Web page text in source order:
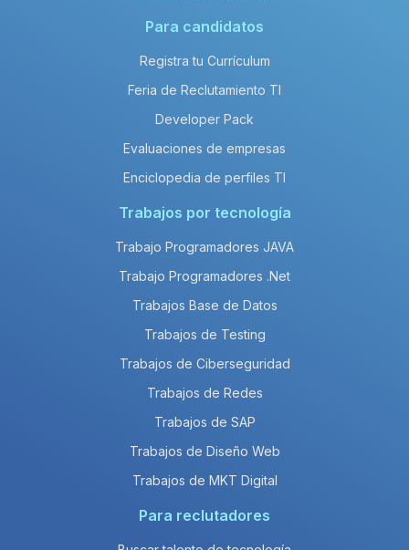
Para candidatos
Registra tu Currículum
Feria de Reclutamiento TI
Developer Pack
Evaluaciones de empresas
Enciclopedia de perfiles TI
Trabajos por tecnología
Trabajo Programadores JAVA
Trabajo Programadores .Net
Trabajos Base de Datos
Trabajos de Testing
Trabajos de Ciberseguridad
Trabajos de Redes
Trabajos de SAP
Trabajos de Diseño Web
Trabajos de MKT Digital
Para reclutadores